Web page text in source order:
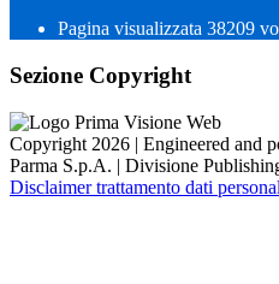
Pagina visualizzata 38209
Sezione Copyright
Copyright 2026 | Engineered and
Parma S.p.A. | Divisione
Disclaimer trattamento dati